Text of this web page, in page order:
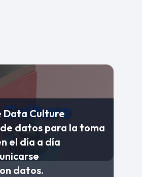
Data Culture
datos para la toma
el día a día
datos.